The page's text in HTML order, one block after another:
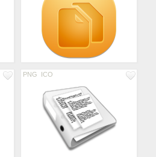
PNG ICO